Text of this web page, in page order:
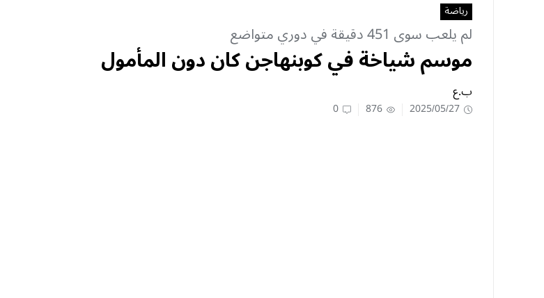
رياضة
لم يلعب سوى 451 دقيقة في دوري متواضع
موسم شياخة في كوبنهاجن كان دون المأمول
ب.ع
2025/05/27
876
0